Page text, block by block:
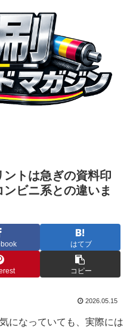
トは急ぎの資料印
ビニ系との違いま
はてブ
コピー
2026.05.15
になっていても、実際には